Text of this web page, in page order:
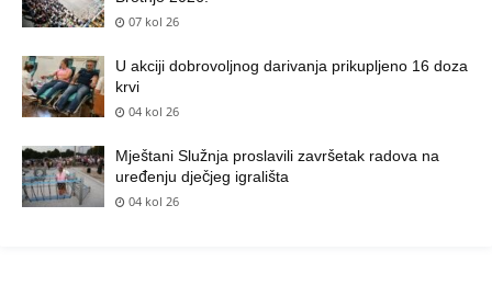
07 kol 26
U akciji dobrovoljnog darivanja prikupljeno 16 doza
krvi
04 kol 26
Mještani Služnja proslavili završetak radova na
uređenju dječjeg igrališta
04 kol 26